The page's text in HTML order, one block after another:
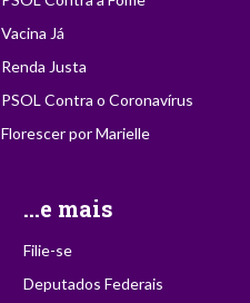
Vacina Já
Renda Justa
PSOL Contra o Coronavírus
Florescer por Marielle
...e mais
Filie-se
Deputados Federais